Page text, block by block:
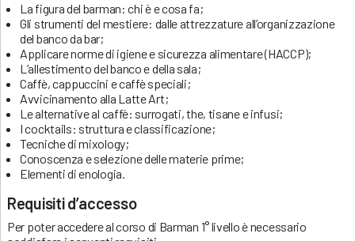
La figura del barman: chi è e cosa fa;
Gli strumenti del mestiere: dalle attrezzature all’organizzazione
del banco da bar;
Applicare norme di igiene e sicurezza alimentare (HACCP);
L’allestimento del banco e della sala;
Caffè, cappuccini e caffè speciali;
Avvicinamento alla Latte Art;
Le alternative al caffè: surrogati, the, tisane e infusi;
I cocktails: struttura e classificazione;
Tecniche di mixology;
Conoscenza e selezione delle materie prime;
Elementi di enologia.
Requisiti d’accesso
Per poter accedere al corso di Barman 1° livello è necessario